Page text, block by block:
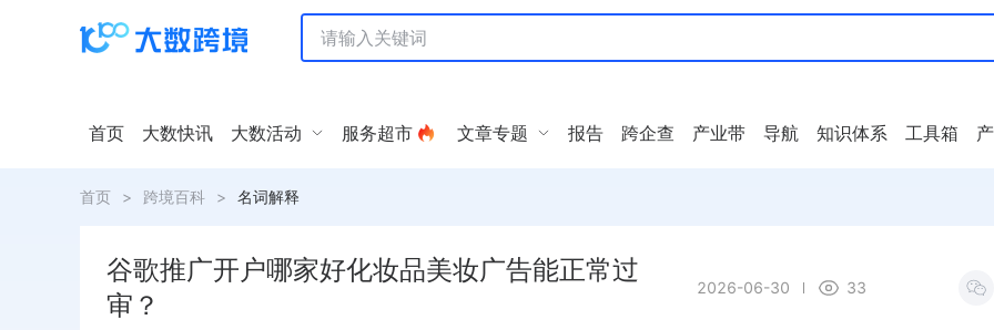
首页 大数快讯 大数活动 服务超市 文章专题 报告 跨企查 产业带 导航 知识体系 工具箱
首页 > 跨境百科 > 名词解释
谷歌推广开户哪家好化妆品美妆广告能正常过
审？
2026-06-30 33